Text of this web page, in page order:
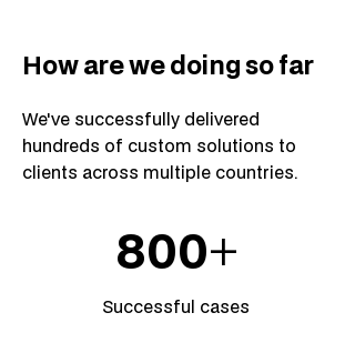
How are we doing so far
We've successfully delivered
hundreds of custom solutions to
clients across multiple countries.
800+
Successful cases